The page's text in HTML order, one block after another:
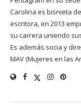
Carolina es bisnieta
escritora, en 2013
su carrera uniendo
Es además socia y
MAV (Mujeres en las